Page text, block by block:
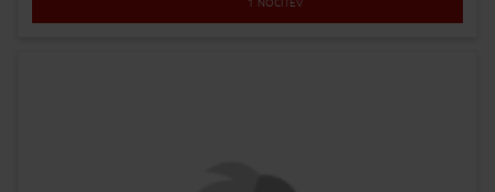
1 NOČITEV